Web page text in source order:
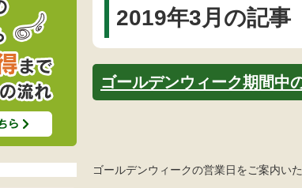
2019年3月の記事
ゴールデンウィーク期間中
ゴールデンウィークの営業日をご案内いた